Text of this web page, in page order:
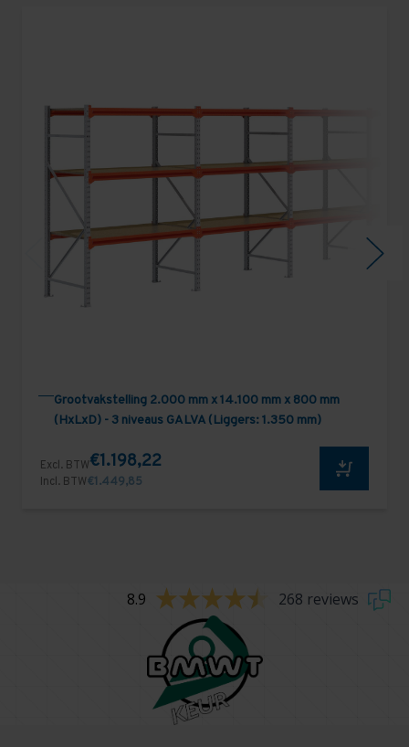
Grootvakstelling 2.000 mm x 14.100 mm x 800 mm
(HxLxD) - 3 niveaus GALVA (Liggers: 1.350 mm)
Excl. BTW€1.198,22
Incl. BTW€1.449,85
8.9 268 reviews